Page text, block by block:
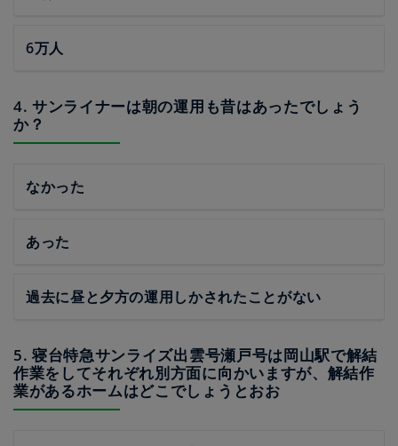
6万人
4. サンライナーは朝の運用も昔はあったでしょう
か？
なかった
あった
過去に昼と夕方の運用しかされたことがない
5. 寝台特急サンライズ出雲号瀬戸号は岡山駅で解結
作業をしてそれぞれ別方面に向かいますが、解結作
業があるホームはどこでしょうとおお